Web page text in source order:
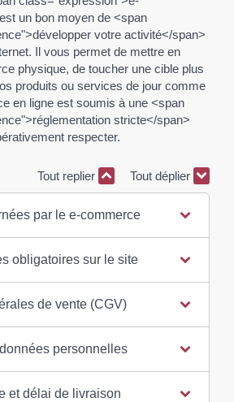
un bon moyen de <span
votre activité</span>
Il vous permet de mettre en
physique, de toucher une cible plus
produits ou services de jour comme
en ligne est soumis à une <span
stricte</span>
respecter.
Tout replier Tout déplier
par le e-commerce
obligatoires sur le site
de vente (CGV)
personnelles
et délai de livraison